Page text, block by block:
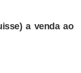
a venda ao